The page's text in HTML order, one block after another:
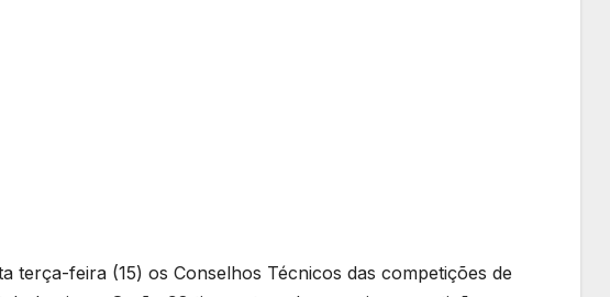
terça-feira (15) os Conselhos Técnicos das competições de